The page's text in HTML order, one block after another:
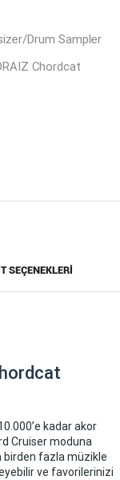
Drum Sampler
Chordcat
SEÇENEKLERI
kadar akor
Cruiser moduna
birden fazla müzikle
ve favorilerinizi